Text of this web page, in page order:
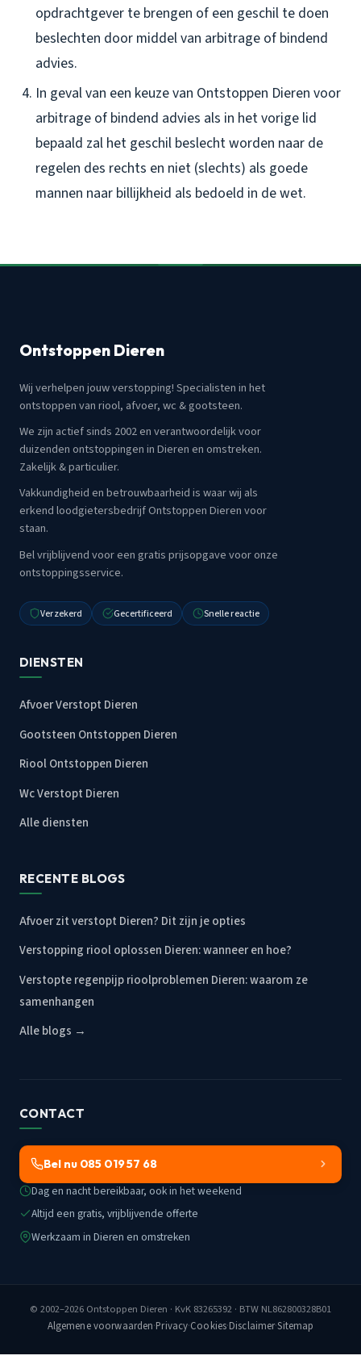
opdrachtgever te brengen of een geschil te doen
beslechten door middel van arbitrage of bindend
advies.
In geval van een keuze van Ontstoppen Dieren voor
arbitrage of bindend advies als in het vorige lid
bepaald zal het geschil beslecht worden naar de
regelen des rechts en niet (slechts) als goede
mannen naar billijkheid als bedoeld in de wet.
Ontstoppen Dieren
Wij verhelpen jouw verstopping! Specialisten in het
ontstoppen van riool, afvoer, wc & gootsteen.
We zijn actief sinds 2002 en verantwoordelijk voor
duizenden ontstoppingen in Dieren en omstreken.
Zakelijk & particulier.
Vakkundigheid en betrouwbaarheid is waar wij als
erkend loodgietersbedrijf Ontstoppen Dieren voor
staan.
Bel vrijblijvend voor een gratis prijsopgave voor onze
ontstoppingsservice.
Verzekerd Gecertificeerd Snelle reactie
DIENSTEN
Afvoer Verstopt Dieren
Gootsteen Ontstoppen Dieren
Riool Ontstoppen Dieren
Wc Verstopt Dieren
Alle diensten
RECENTE BLOGS
Afvoer zit verstopt Dieren? Dit zijn je opties
Verstopping riool oplossen Dieren: wanneer en hoe?
Verstopte regenpijp rioolproblemen Dieren: waarom ze
samenhangen
Alle blogs →
CONTACT
Bel nu 085 019 57 68
Dag en nacht bereikbaar, ook in het weekend
Altijd een gratis, vrijblijvende offerte
Werkzaam in Dieren en omstreken
© 2002–2026 Ontstoppen Dieren · KvK 83265392 · BTW NL862800328B01
Algemene voorwaarden·Privacy·Cookies·Disclaimer·Sitemap